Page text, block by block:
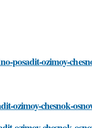
posadit-ozimoy-
ozimoy-chesnok-